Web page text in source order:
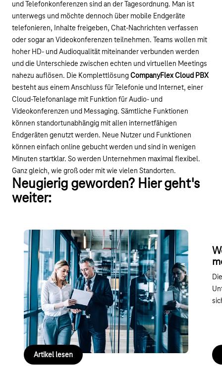
und Telefonkonferenzen sind an der Tagesordnung. Man ist
unterwegs und möchte dennoch über mobile Endgeräte
telefonieren, Inhalte freigeben, Chat-Nachrichten verfassen
oder sogar an Videokonferenzen teilnehmen. Teams wollen mit
hoher HD- und Audioqualität miteinander verbunden werden
und die Unterschiede zwischen echten und virtuellen Meetings
nahezu auflösen. Die KomplettlösungCompanyFlex Cloud PBX
besteht aus einem Anschluss für Telefonie und Internet, einer
Cloud-Telefonanlage mit Funktion für Audio- und
Videokonferenzen und Messaging. Sämtliche Funktionen
können standortunabhängig mit allen internetfähigen
Endgeräten genutzt werden. Neue Nutzer und Funktionen
können einfach online gebucht werden und sind in wenigen
Minuten startklar. So werden Unternehmen maximal flexibel.
Ganz gleich, wie groß oder mit wie vielen Standorten.
Neugierig geworden? Hier geht's
weiter:
Welche Rolle spielt die IP-Adresse für
meinen Geschäftserfolg?
Die IP-Adresse ist so etwas wie die Firmenanschrift
in der digitalen Welt. Das macht sie im
Geschäftsleben inzwischen unersetzbar.
Artikel lesen